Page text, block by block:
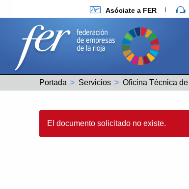
Asóciate a FER
Portada Servicios
El documento solicitado no existe.